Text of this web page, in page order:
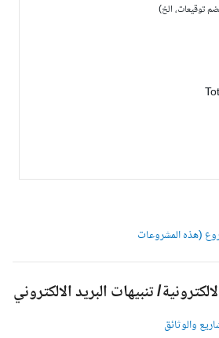
الخ)
(هذه المشروعات
تنبيهات البريد الالكتروني
والوثائق